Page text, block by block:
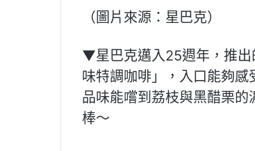
（圖片來源：星巴克）
▼星巴克邁入25週年，推出
味特調咖啡」，入口能夠
品味能嚐到荔枝與黑醋栗
棒～